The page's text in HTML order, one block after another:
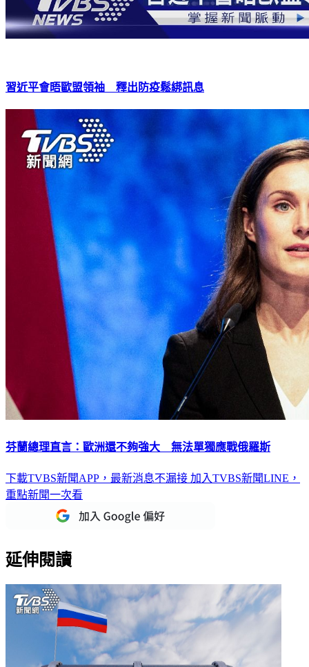
習近平會晤歐盟領袖 釋出防疫鬆綁訊息
芬蘭總理直言：歐洲還不夠強大 無法單獨應戰俄羅斯
下載TVBS新聞APP，最新消息不漏接 加入TVBS新聞LINE，
重點新聞一次看
延伸閱讀